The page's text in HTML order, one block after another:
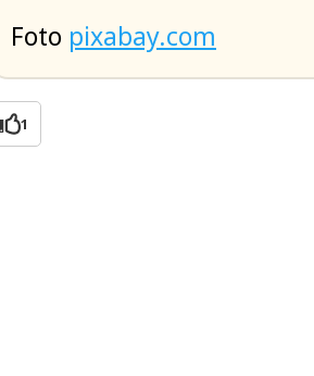
Foto pixabay.com
1